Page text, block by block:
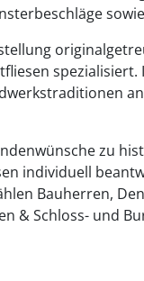
zu
individuell
Bauherren,
& Schloss- und